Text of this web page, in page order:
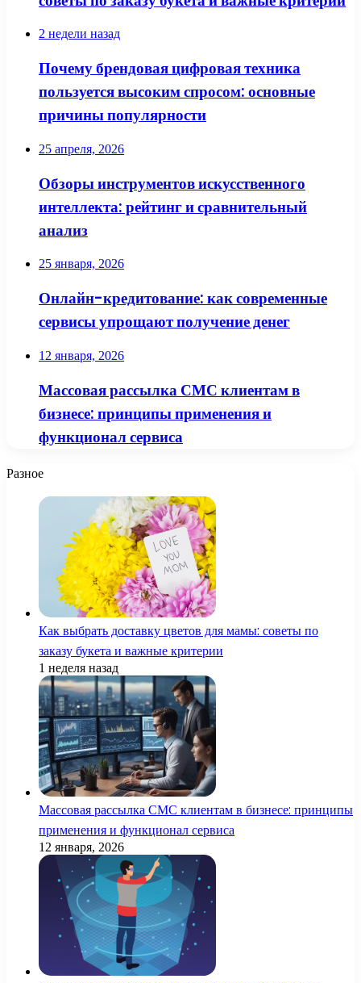
2 недели назад
Почему брендовая цифровая техника
пользуется высоким спросом: основные
причины популярности
25 апреля, 2026
Обзоры инструментов искусственного
интеллекта: рейтинг и сравнительный
анализ
25 января, 2026
Онлайн-кредитование: как современные
сервисы упрощают получение денег
12 января, 2026
Массовая рассылка СМС клиентам в
бизнесе: принципы применения и
функционал сервиса
Разное
Как выбрать доставку цветов для мамы: советы по
заказу букета и важные критерии
1 неделя назад
Массовая рассылка СМС клиентам в бизнесе: принципы
применения и функционал сервиса
12 января, 2026